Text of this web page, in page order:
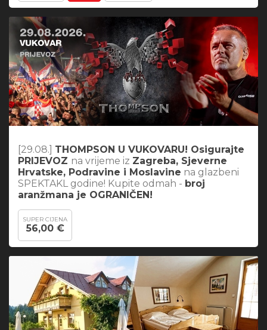
[29.08.] THOMPSON U VUKOVARU! Osigurajte
PRIJEVOZ na vrijeme iz Zagreba, Sjeverne
Hrvatske, Podravine i Moslavine na glazbeni
SPEKTAKL godine! Kupite odmah - broj
aranžmana je OGRANIČEN!
SUPER CIJENA
56,00 €